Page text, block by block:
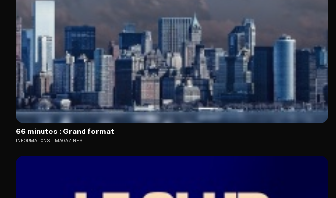
66 minutes : Grand format
INFORMATIONS MAGAZINES